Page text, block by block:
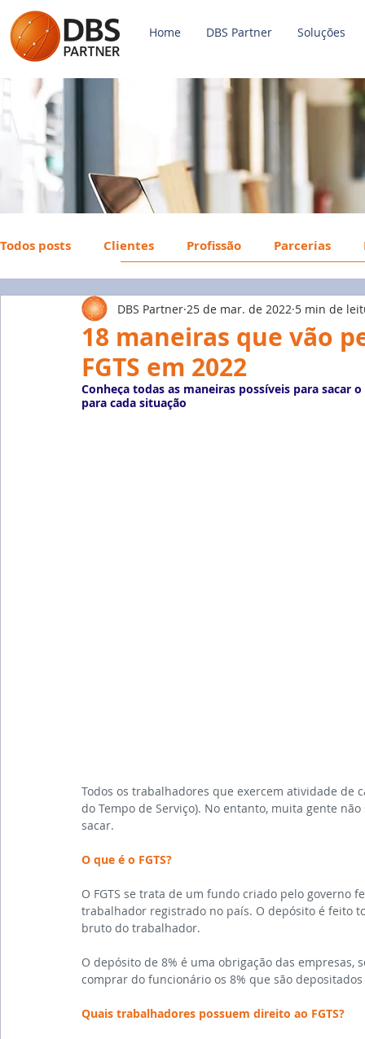
Home DBS Partner Soluções
Todos posts Clientes Profissão Parcerias
FGTS Mercado de Trabalho
Emprego Avaliação de Desempenho
18 maneiras que vão
FGTS em 2022
DBS Partner 25 de mar. de 2022 5 min de
Conheça todas as maneiras possíveis para sacar
para cada situação
Todos os trabalhadores que exercem atividade de
do Tempo de Serviço). No entanto, muita gente
sacar.
O que é o FGTS?
O FGTS se trata de um fundo criado pelo
trabalhador registrado no país. O depósito é feito
bruto do trabalhador.
O depósito de 8% é uma obrigação das
comprar do funcionário os 8% que são
Quais trabalhadores possuem direito ao FGTS?